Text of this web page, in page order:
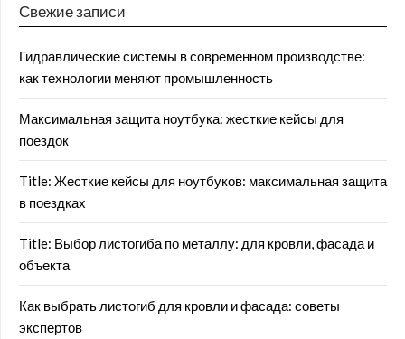
Свежие записи
Гидравлические системы в современном производстве:
как технологии меняют промышленность
Максимальная защита ноутбука: жесткие кейсы для
поездок
Title: Жесткие кейсы для ноутбуков: максимальная защита
в поездках
Title: Выбор листогиба по металлу: для кровли, фасада и
объекта
Как выбрать листогиб для кровли и фасада: советы
экспертов